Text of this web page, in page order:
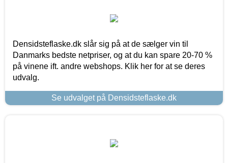
Densidsteflaske.dk slår sig på at de sælger vin til
Danmarks bedste netpriser, og at du kan spare 20-70 %
på vinene ift. andre webshops. Klik her for at se deres
udvalg.
Se udvalget på Densidsteflaske.dk